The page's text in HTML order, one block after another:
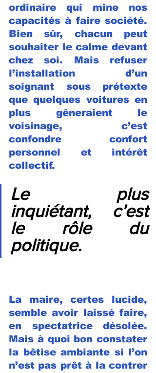
ordinaire qui mine nos
capacités à faire société.
Bien sûr, chacun peut
souhaiter le calme devant
chez soi. Mais refuser
l’installation d’un
soignant sous prétexte
que quelques voitures en
plus gêneraient le
voisinage, c’est
confondre confort
personnel et intérêt
collectif.
Le plus
inquiétant, c’est
le rôle du
politique.
La maire, certes lucide,
semble avoir laissé faire,
en spectatrice désolée.
Mais à quoi bon constater
la bêtise ambiante si l’on
n’est pas prêt à la contrer